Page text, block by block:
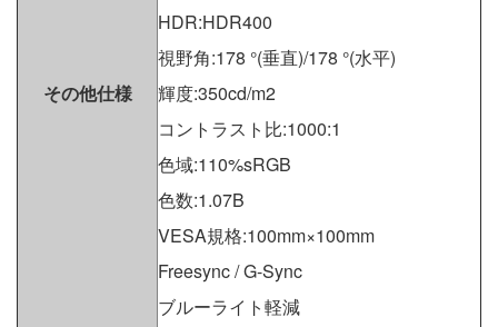
その他仕様
HDR:HDR400
視野角:178 °(垂直)/178 °(水平)
輝度:350cd/m2
コントラスト比:1000:1
色域:110%sRGB
色数:1.07B
VESA規格:100mm×100mm
Freesync / G-Sync
ブルーライト軽減